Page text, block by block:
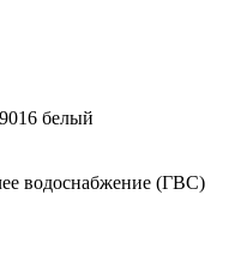
белый
водоснабжение (ГВС)